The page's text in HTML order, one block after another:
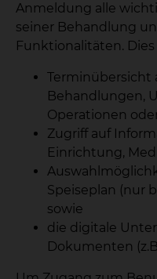
Anmeldung alle
seiner Behandlung
Funktionalitäten. Dies
Terminübersicht
Behandlungen,
Operationen
Zugriff auf
Einrichtung,
Speiseplan (nur
sowie
die digitale
Dokumenten